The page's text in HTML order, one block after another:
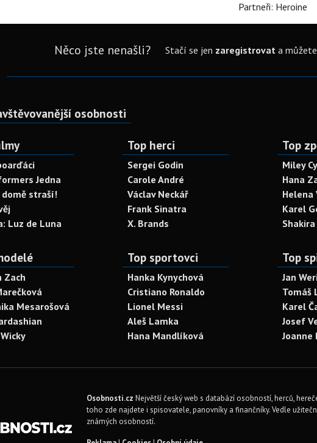
Partneři: Heroine
Něco jste nenašli? Stačí se jen zaregistrovata
osobnosti
Jedna
straší!
Luz de Luna
Top herci
Sergei Godin
Carole André
Václav Neckář
Frank Sinatra
X. Brands
Top
Miley
Hana
Helena
Karel
Shakira
Zach
Mesarošová
Top sportovci
Hanka Kynychová
Cristiano Ronaldo
Lionel Messi
Aleš Lamka
Hana Mandlíková
Top
Jan
Tomáš
Karel
Josef
Joanne
Osobnosti.cz Největší český web s databází osobností, herců,
toho zde najdete i spisovatele, panovníky a finančníky. Vedle
známých osobností.